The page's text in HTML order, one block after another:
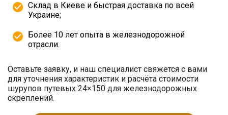
Склад в Киеве и быстрая доставка по всей
Украине;
Более 10 лет опыта в железнодорожной
отрасли.
Оставьте заявку, и наш специалист свяжется с вами
для уточнения характеристик и расчёта стоимости
шурупов путевых 24×150 для железнодорожных
скреплений.